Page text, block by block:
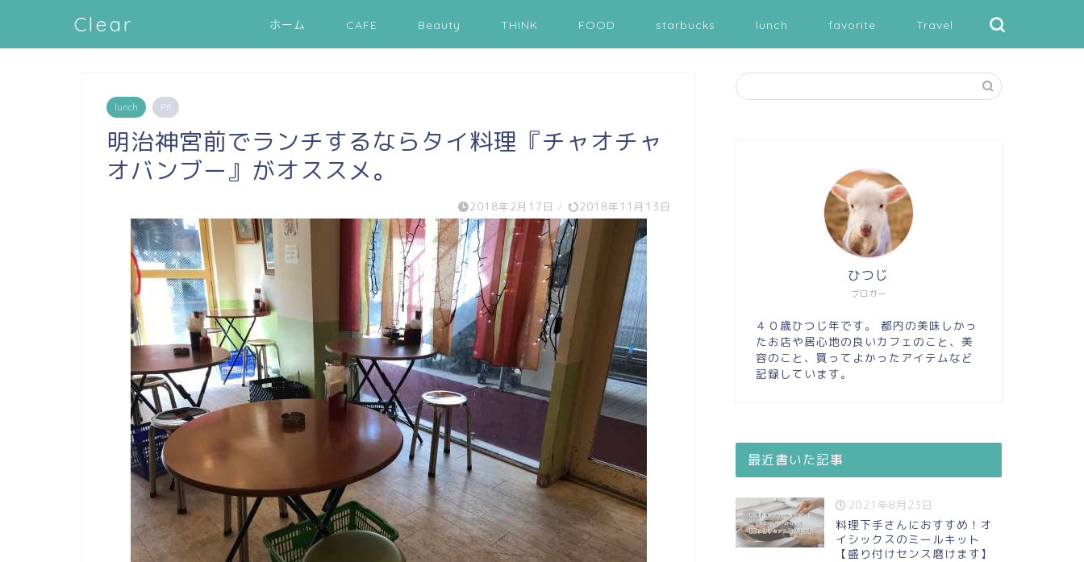
Clear ホーム CAFE Beauty THINK FOOD starbucks lunch favorite Travel
lunch PR
明治神宮前でランチするならタイ料理『チャオチャ
オバンブー』がオススメ。
2018年2月17日 / 2018年11月13日
ブロガー
ひつじ
４０歳ひつじ年です。 都内の美味しかっ
たお店や居心地の良いカフェのこと、美
容のこと、買ってよかったアイテムなど
記録しています。
最近書いた記事
2021年8月23日
料理下手さんにおすすめ！オ
イシックスのミールキット
【盛り付けセンス磨けます】